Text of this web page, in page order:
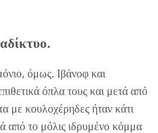
όμως. Ιβάνοφ και
όπλα τους και μετά από
με κουλοχέρηδες ήταν κάτι
από το μόλις ιδρυμένο κόμμα